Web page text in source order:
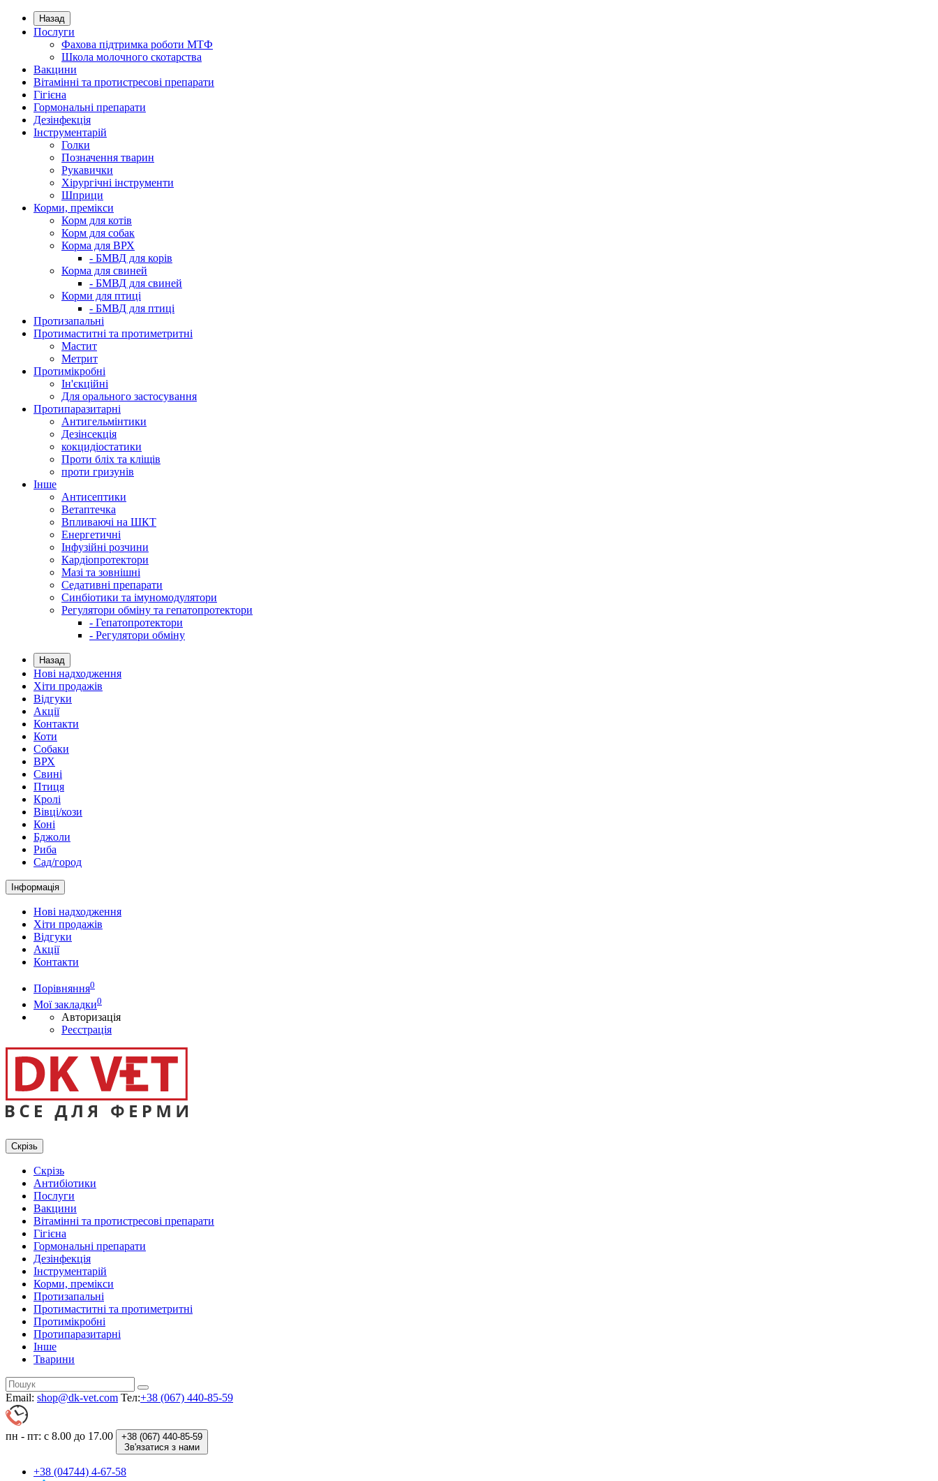
Назад
Послуги
Фахова підтримка роботи МТФ
Школа молочного скотарства
Вакцини
Вітамінні та протистресові препарати
Гігієна
Гормональні препарати
Дезінфекція
Інструментарій
Голки
Позначення тварин
Рукавички
Хірургічні інструменти
Шприци
Корми, премікси
Корм для котів
Корм для собак
Корма для ВРХ
- БМВД для корів
Корма для свиней
- БМВД для свиней
Корми для птиці
- БМВД для птиці
Протизапальні
Протимаститні та протиметритні
Мастит
Метрит
Протимікробні
Ін'єкційні
Для орального застосування
Протипаразитарні
Антигельмінтики
Дезінсекція
кокцидіостатики
Проти бліх та кліщів
проти гризунів
Інше
Антисептики
Ветаптечка
Впливаючі на ШКТ
Енергетичні
Інфузійні розчини
Кардіопротектори
Мазі та зовнішні
Седативні препарати
Синбіотики та імуномодулятори
Регулятори обміну та гепатопротектори
- Гепатопротектори
- Регулятори обміну
Назад
Нові надходження
Хіти продажів
Відгуки
Акції
Контакти
Коти
Собаки
ВРХ
Свині
Птиця
Кролі
Вівці/кози
Коні
Бджоли
Риба
Сад/город
Інформація
Нові надходження
Хіти продажів
Відгуки
Акції
Контакти
Порівняння0
Мої закладки0
Авторизація
Реєстрація
Скрізь
Скрізь
Антибіотики
Послуги
Вакцини
Вітамінні та протистресові препарати
Гігієна
Гормональні препарати
Дезінфекція
Інструментарій
Корми, премікси
Протизапальні
Протимаститні та протиметритні
Протимікробні
Протипаразитарні
Інше
Тварини
Email: shop@dk-vet.com Тел:+38 (067) 440-85-59
пн - пт: с 8.00 до 17.00 +38 (067) 440-85-59
Зв'язатися з нами
+38 (04744) 4-67-58